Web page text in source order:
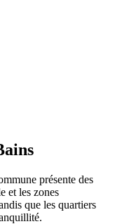
présente des
et les zones
que les quartiers